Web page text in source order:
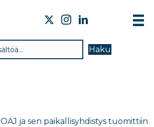
Haku
OAJ ja sen paikallisyhdistys tuomittiin